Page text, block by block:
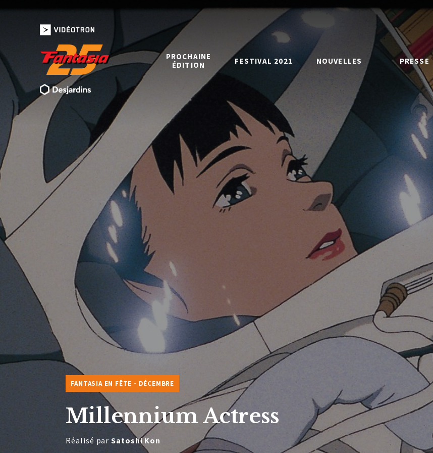
PROCHAINE
ÉDITION
FESTIVAL 2021 NOUVELLES PRESSE
FANTASIA EN FÊTE - DÉCEMBRE
Millennium Actress
Réalisé parSatoshi Kon